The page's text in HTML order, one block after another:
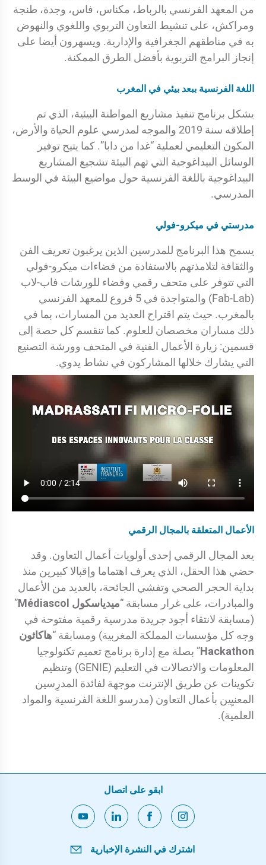
من المعهد الفرنسي بالرباط، مكناس، فاس، وجدة، طنجة
ومراكش، على تنشيط التعاون التربوي واللغوي والنهوض
به في مناطقهم الجغرافية والإدارية. ويسهرون أيضا على
إنجاز البرامج التربوية بأفضل الطرق الممكنة.
اللغة الفرنسية ببعد بيئي في المغرب
يشكل برنامج تنفيذ مشاريع المواطنة البيئية، الذي تم
إطلاقه سنة 2019 والموجه لمدرسي علوم الحياة والأرض،
المكون التعليمي لعملية “غدا من دابا”. كما يتيح توفير
الوسائل البيداغوجية التي تهم البيئة تشجيع المشاريع
البيداغوجية باللغة الفرنسية حول مواضيع البيئة في الوسط
المدرسي.
مدرستي في ميكرو-فولي
يسمح هذا البرنامج للمدرسين الذين يرغبون تعريف الفن
والثقافة لتلامذتهم بالاستفادة من فضاءات ميكرو-فولي
التي تتوفر على متحف رقمي وفضاء للورشات فاب-لاب
(Fab-Lab) والمتواجدة في 5 فروع للمعهد الفرنسي
بالمغرب. حيث يتم اقتراح العديد من المسارات، بما في
ذلك مساران مخصصان للعلوم. كما تنقسم كل حصة إلى
قسمين: زيارة الأعمال الفنية في المتحف وورشة التصنيع
التي يشارك خلالها المشاركون في نشاط يدوي.
الأعمال المتعلقة بالمجال الرقمي
يعد المجال الرقمي إحدى أولويات أعمال التعاون. وقد
حضي هذا الحقل، الذي يعرف اهتماما وإقبالا كبيرين منذ
بداية الحجر الصحي وتفشي الجائحة، بالعديد من الأعمال
والمبادرات، على غرار مسابقة “ميدياسكول Médiascol
”
(مسابقة لانتقاء أجود جريدة مدرسية رقمية مفتوحة في
وجه كل مؤسسات المملكة المغربية) ومسابقة “هاكاثون
Hackathon” بصلة مع إدارة برنامج تعميم تكنولوجيا
المعلومات والاتصالات في التعليم (GENIE) وتنظيم
تكوينات عن طريق الإنترنت موجهة لفائدة المدرِسين
المعنيِين بأعمال التعاون (مدرسو اللغة الفرنسية والمواد
العلمية).
ابقو على اتصال
اشترك في النشرة الإخبارية